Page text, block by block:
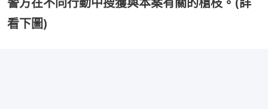
看下圖)